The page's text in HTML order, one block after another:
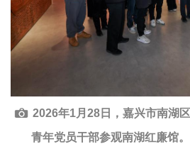
2026年1月28日，嘉兴市南湖
青年党员干部参观南湖红廉馆